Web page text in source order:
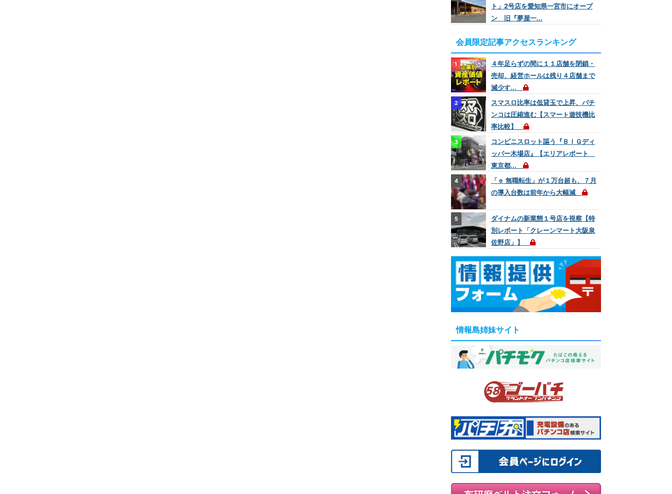
ト」2号店を愛知県一宮市にオープ
ン 旧『夢屋一...
会員限定記事アクセスランキング
４年足らずの間に１１店舗を閉鎖・
売却、経営ホールは残り４店舗まで
減少す...
スマスロ比率は低貸玉で上昇、パチ
ンコは圧縮進む【スマート遊技機比
率比較】
コンビニスロット謳う『ＢＩＧディ
ッパー木場店』【エリアレポート
東京都...
「ｅ 無職転生」が１万台超も、７月
の導入台数は前年から大幅減
ダイナムの新業態１号店を視察【特
別レポート「クレーンマート大阪泉
佐野店」】
情報島姉妹サイト